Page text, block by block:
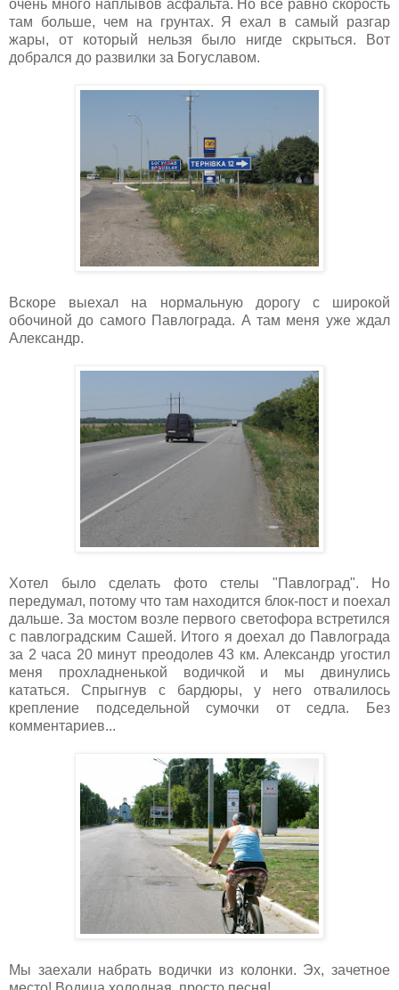
очень много наплывов асфальта. Но все равно скорость
там больше, чем на грунтах. Я ехал в самый разгар
жары, от который нельзя было нигде скрыться. Вот
добрался до развилки за Богуславом.
Вскоре выехал на нормальную дорогу с широкой
обочиной до самого Павлограда. А там меня уже ждал
Александр.
Хотел было сделать фото стелы "Павлоград". Но
передумал, потому что там находится блок-пост и поехал
дальше. За мостом возле первого светофора встретился
с павлоградским Сашей. Итого я доехал до Павлограда
за 2 часа 20 минут преодолев 43 км. Александр угостил
меня прохладненькой водичкой и мы двинулись
кататься. Спрыгнув с бардюры, у него отвалилось
крепление подседельной сумочки от седла. Без
комментариев...
Мы заехали набрать водички из колонки. Эх, зачетное